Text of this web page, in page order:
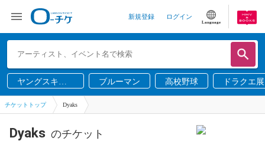
新規登録 ログイン
Language
ヤングスキニ
ー
ブルーマン 高校野球 ドラクエ展
チケットトップ Dyaks
Dyaks のチケット